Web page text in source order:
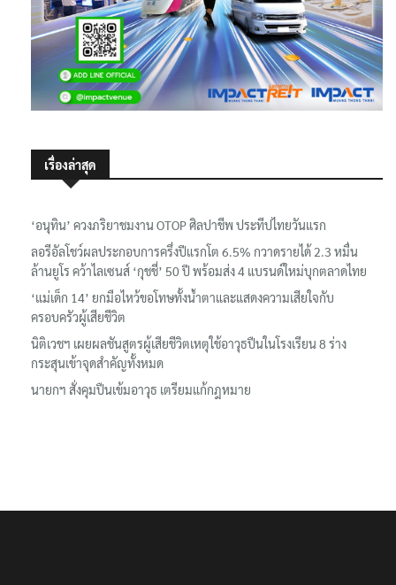
เรื่องล่าสุด
‘อนุทิน’ ควงภริยาชมงาน OTOP ศิลปาชีพ ประทีปไทยวันแรก
ลอรีอัลโชว์ผลประกอบการครึ่งปีแรกโต 6.5% กวาดรายได้ 2.3 หมื่น
ล้านยูโร คว้าไลเซนส์ ‘กุชชี่’ 50 ปี พร้อมส่ง 4 แบรนด์ใหม่บุกตลาดไทย
‘แม่เด็ก 14’ ยกมือไหว้ขอโทษทั้งน้ำตาและแสดงความเสียใจกับ
ครอบครัวผู้เสียชีวิต
นิติเวชฯ เผยผลชันสูตรผู้เสียชีวิตเหตุใช้อาวุธปืนในโรงเรียน 8 ร่าง
กระสุนเข้าจุดสำคัญทั้งหมด
นายกฯ สั่งคุมปืนเข้มอาวุธ เตรียมแก้กฎหมาย